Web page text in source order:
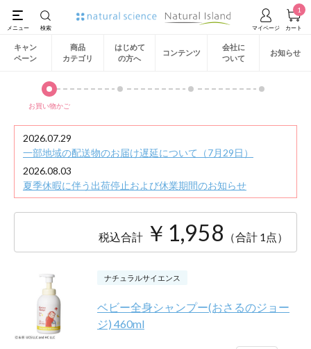
1
キャン
ペーン
商品
カテゴリ
はじめて
の方へ
コンテンツ
会社に
ついて
お知らせ
お買い物かご
2026.07.29
一部地域の配送物のお届け遅延について（7月29日）
2026.08.03
夏季休暇に伴う出荷停止および休業期間のお知らせ
税込合計 ￥1,958 （合計 1点）
ナチュラルサイエンス
ベビー全身シャンプー(おさるのジョー
ジ) 460ml